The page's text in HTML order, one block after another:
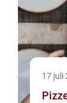
17 juli